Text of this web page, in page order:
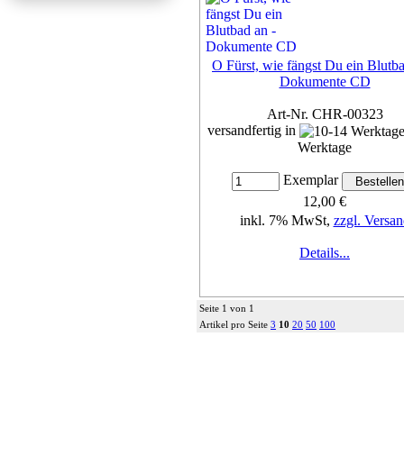
O Fürst, wie fängst Du ein
Dokumente CD
Art-Nr. CHR-00323
versandfertig in
Werktage
Exemplar
12,00 €
inkl. 7% MwSt, zzgl.
Details...
Seite 1 von 1
Artikel pro Seite 3 10 20 50 100